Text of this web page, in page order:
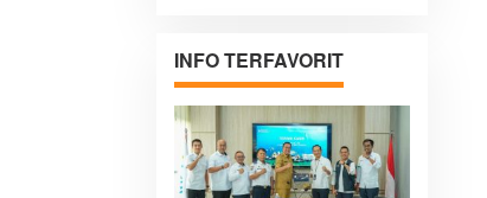
Pemerintah
Daerah
INFO TERFAVORIT